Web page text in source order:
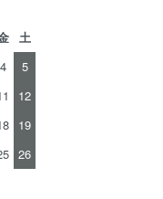
土
4
5
12
19
26